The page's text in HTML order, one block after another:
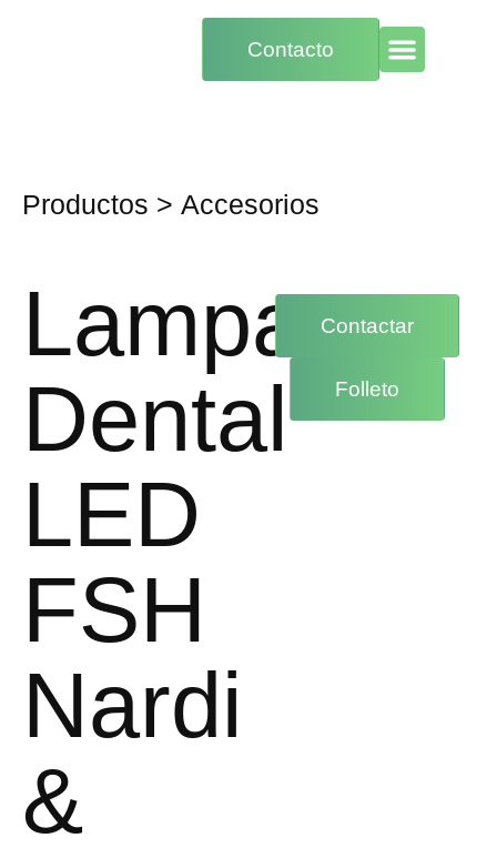
Contacto
Productos > Accesorios
Lampara
Dental
LED
FSH
Nardi
&
Contactar
Folleto